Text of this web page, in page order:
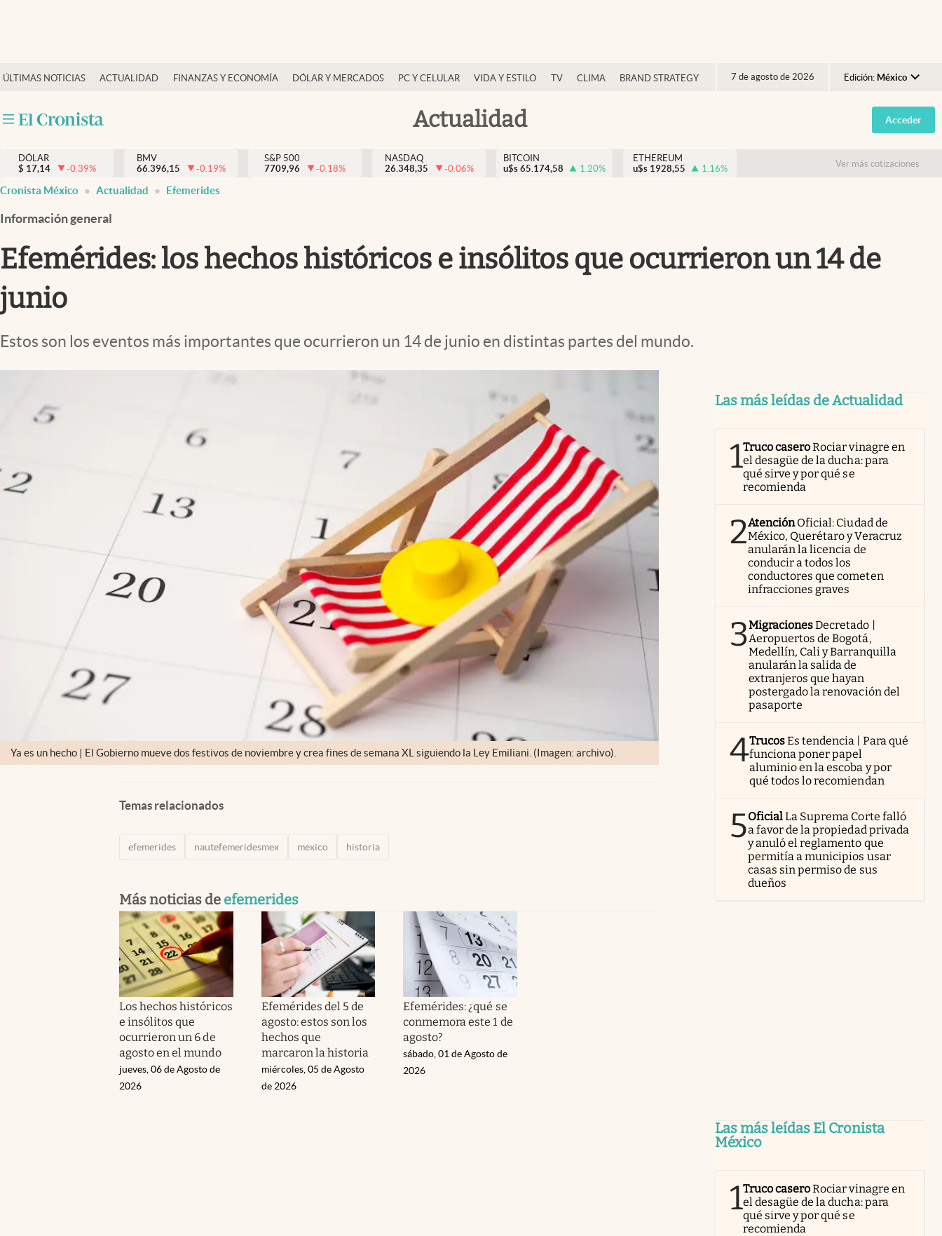
ÚLTIMAS NOTICIAS ACTUALIDAD FINANZAS Y ECONOMÍA DÓLAR Y MERCADOS PC Y CELULAR VIDA Y ESTILO TV CLIMA BRAND STRATEGY 7 de agosto de 2026 Edición: México
Argentina
España
USA
Actualidad
Actualidad
Internacionales
Opinión
Brand Strategy
Vida y estilo
Tv
Espiritualidad
Acceder
DÓLAR
$ 17,14 -0.39%
BMV
66.396,15
-0.19%
S&P 500
7709,96
-0.18%
NASDAQ
26.348,35
-0.06%
BITCOIN
u$s 65.174,58 1.20%
ETHEREUM
u$s 1928,55 1.16% Ver más cotizaciones
Cronista México Actualidad Efemerides
Información general
Efemérides: los hechos históricos e insólitos que ocurrieron un 14 de
junio
Estos son los eventos más importantes que ocurrieron un 14 de junio en distintas partes del mundo.
Ya es un hecho | El Gobierno mueve dos festivos de noviembre y crea fines de semana XL siguiendo la Ley Emiliani. (Imagen: archivo).
Temas relacionados
efemerides nautefemeridesmex mexico historia
Más noticias de efemerides
Los hechos históricos
e insólitos que
ocurrieron un 6 de
agosto en el mundo
jueves, 06 de Agosto de
2026
Efemérides del 5 de
agosto: estos son los
hechos que
marcaron la historia
miércoles, 05 de Agosto
de 2026
Efemérides: ¿qué se
conmemora este 1 de
agosto?
sábado, 01 de Agosto de
2026
Las más leídas de Actualidad
1Truco caseroRociar vinagre en
el desagüe de la ducha: para
qué sirve y por qué se
recomienda
2AtenciónOficial: Ciudad de
México, Querétaro y Veracruz
anularán la licencia de
conducir a todos los
conductores que cometen
infracciones graves
3MigracionesDecretado |
Aeropuertos de Bogotá,
Medellín, Cali y Barranquilla
anularán la salida de
extranjeros que hayan
postergado la renovación del
pasaporte
4TrucosEs tendencia | Para qué
funciona poner papel
aluminio en la escoba y por
qué todos lo recomiendan
5OficialLa Suprema Corte falló
a favor de la propiedad privada
y anuló el reglamento que
permitía a municipios usar
casas sin permiso de sus
dueños
Las más leídas El Cronista
México
1Truco caseroRociar vinagre en
el desagüe de la ducha: para
qué sirve y por qué se
recomienda